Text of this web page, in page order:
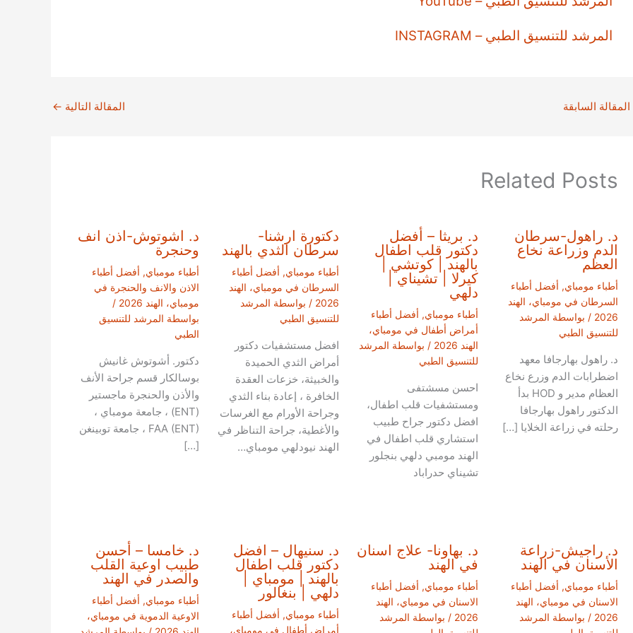
المرشد للتنسيق الطبي – INSTAGRAM
المقالة السابقة المقالة التالية ←
Related Posts
د. راهول-سرطان
الدم وزراعة نخاع
العظم
أطباء مومباي, أفضل أطباء
السرطان في مومباي، الهند
2026 / بواسطة المرشد
للتنسيق الطبي
د. راهول بهارجافا معهد
اضطرابات الدم وزرع نخاع
العظام مدير و HOD بدأ
الدكتور راهول بهارجافا
رحلته في زراعة الخلايا […]
د. بريثا – أفضل
دكتور قلب اطفال
بالهند | كوتشي |
كيرلا | تشيناي |
دلهي
أطباء مومباي, أفضل أطباء
أمراض أطفال في مومباي،
الهند 2026
/ بواسطة المرشد
للتنسيق الطبي
احسن مسشتفى
ومستشفيات قلب اطفال،
افضل دكتور جراح طبيب
استشاري قلب اطفال في
الهند مومبي دلهي بنجلور
تشيناي حدراباد
دكتورة ارشنا-
سرطان الثدي بالهند
أطباء مومباي, أفضل أطباء
السرطان في مومباي، الهند
2026 / بواسطة المرشد
للتنسيق الطبي
افضل مستشفيات دكتور
أمراض الثدي الحميدة
والخبيثة، خزعات العقدة
الخافرة ، إعادة بناء الثدي
وجراحة الأورام مع الغرسات
والأغطية، جراحة التناظر في
الهند نيودلهي مومباي…
د. اشوتوش-اذن انف
وحنجرة
أطباء مومباي, أفضل أطباء
الاذن والانف والحنجرة في
مومباي، الهند 2026
/
بواسطة المرشد للتنسيق
الطبي
دكتور. أشوتوش غانيش
بوسالكار قسم جراحة الأنف
والأذن والحنجرة ماجستير
(ENT) ، جامعة مومباي ،
FAA (ENT) ، جامعة توبينغن
[…]
د. راجيش-زراعة
الأسنان في الهند
أطباء مومباي, أفضل أطباء
الاسنان في مومباي، الهند
2026 / بواسطة المرشد
د. بهاونا- علاج اسنان
في الهند
أطباء مومباي, أفضل أطباء
الاسنان في مومباي، الهند
2026 / بواسطة المرشد
د. سنيهال – افضل
دكتور قلب اطفال
بالهند | مومباي |
دلهي | بنغالور
أطباء مومباي, أفضل أطباء
أمراض أطفال في مومباي،
د. خامسا – أحسن
طبيب اوعية القلب
والصدر في الهند
أطباء مومباي, أفضل أطباء
الاوعية الدموية في مومباي،